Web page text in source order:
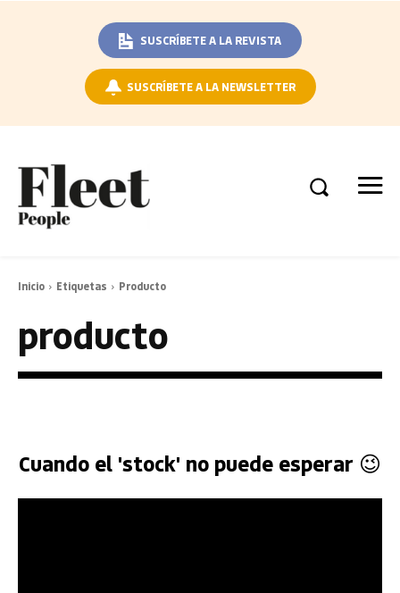
SUSCRÍBETE A LA REVISTA
SUSCRÍBETE A LA NEWSLETTER
Inicio Etiquetas Producto
producto
Cuando el 'stock' no puede esperar 😉